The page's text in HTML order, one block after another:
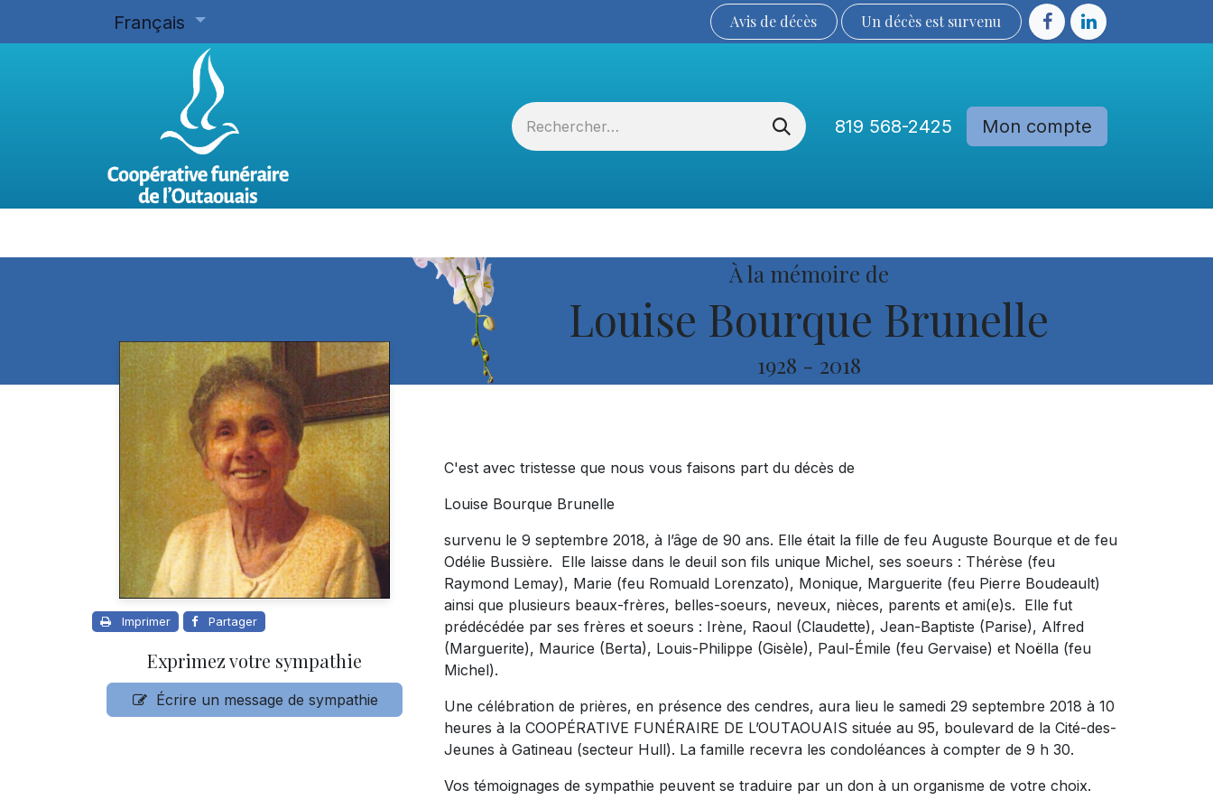
Français Avis de décès Un décès est sur​​​​​​​​ve​nu​​​​​​​​​​
819 568-2425 Mon compte
À la mémoire de
Louise Bourque Brunelle
1928 - 2018
Imprimer Partager
Exprimez votre sympathie
Écrire un message de sympathie
C'est avec tristesse que nous vous faisons part du décès de
Louise Bourque Brunelle
survenu le 9 septembre 2018, à l’âge de 90 ans. Elle était la fille de feu Auguste Bourque et de feu
Odélie Bussière. Elle laisse dans le deuil son fils unique Michel, ses soeurs : Thérèse (feu
Raymond Lemay), Marie (feu Romuald Lorenzato), Monique, Marguerite (feu Pierre Boudeault)
ainsi que plusieurs beaux-frères, belles-soeurs, neveux, nièces, parents et ami(e)s. Elle fut
prédécédée par ses frères et soeurs : Irène, Raoul (Claudette), Jean-Baptiste (Parise), Alfred
(Marguerite), Maurice (Berta), Louis-Philippe (Gisèle), Paul-Émile (feu Gervaise) et Noëlla (feu
Michel).
Une célébration de prières, en présence des cendres, aura lieu le samedi 29 septembre 2018 à 10
heures à la COOPÉRATIVE FUNÉRAIRE DE L’OUTAOUAIS située au 95, boulevard de la Cité-des-
Jeunes à Gatineau (secteur Hull). La famille recevra les condoléances à compter de 9 h 30.
Vos témoignages de sympathie peuvent se traduire par un don à un organisme de votre choix.